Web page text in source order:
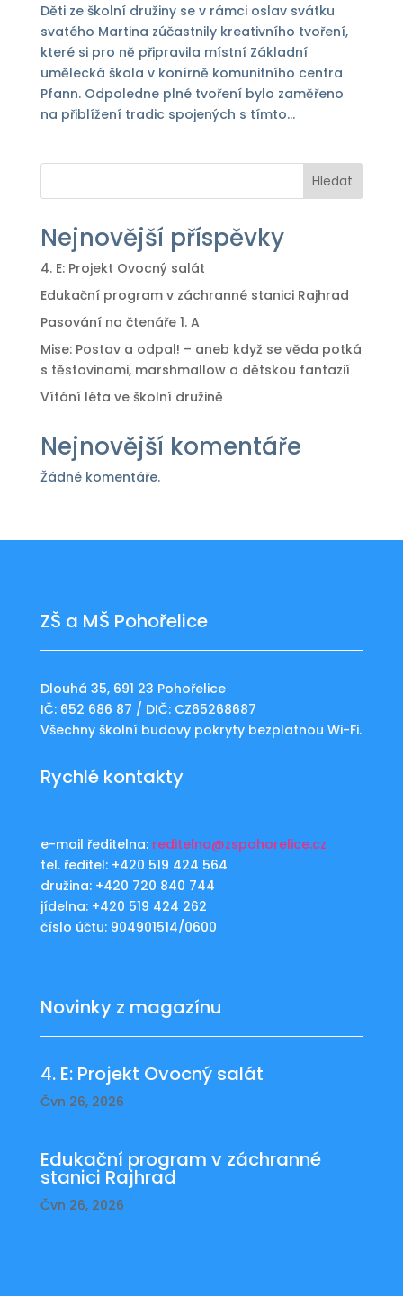
Děti ze školní družiny se v rámci oslav svátku
svatého Martina zúčastnily kreativního tvoření,
které si pro ně připravila místní Základní
umělecká škola v konírně komunitního centra
Pfann. Odpoledne plné tvoření bylo zaměřeno
na přiblížení tradic spojených s tímto...
Hledat
Nejnovější příspěvky
4. E: Projekt Ovocný salát
Edukační program v záchranné stanici Rajhrad
Pasování na čtenáře 1. A
Mise: Postav a odpal! – aneb když se věda potká
s těstovinami, marshmallow a dětskou fantazií
Vítání léta ve školní družině
Nejnovější komentáře
Žádné komentáře.
ZŠ a MŠ Pohořelice
Dlouhá 35, 691 23 Pohořelice
IČ: 652 686 87 / DIČ: CZ65268687
Všechny školní budovy pokryty bezplatnou Wi-Fi.
Rychlé kontakty
e-mail ředitelna: reditelna@zspohorelice.cz
tel. ředitel: +420 519 424 564
družina: +420 720 840 744
jídelna: +420 519 424 262
číslo účtu: 904901514/0600
Novinky z magazínu
4. E: Projekt Ovocný salát
Čvn 26, 2026
Edukační program v záchranné
stanici Rajhrad
Čvn 26, 2026